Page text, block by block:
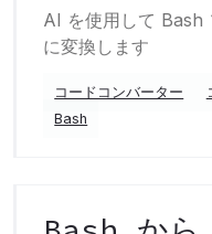
AI を使用して Bash
に変換します
コードコンバーター
Bash